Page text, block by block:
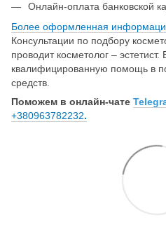
Онлайн-оплата банковской
Более оформленная
Консультации по подбору
проводит косметолог –
квалифицированную помощь в
средств.
Поможем в онлайн-чате
+380963782232.